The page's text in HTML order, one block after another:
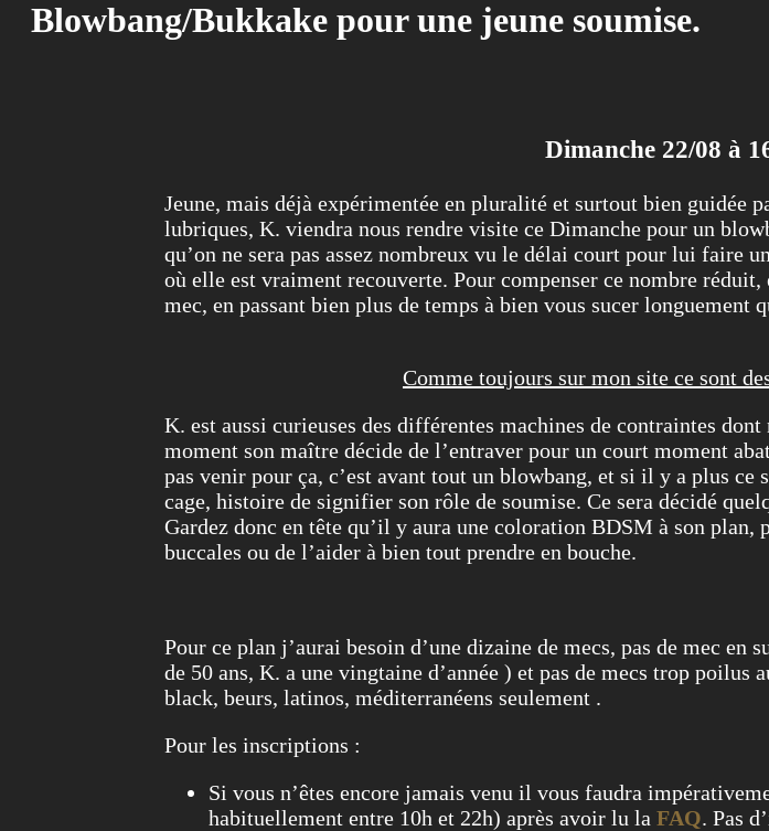
Blowbang/Bukkake pour une jeune soumise.
Dimanche 22/08 à
Jeune, mais déjà expérimentée en pluralité et surtout bien guidée
lubriques, K. viendra nous rendre visite ce Dimanche pour un
qu’on ne sera pas assez nombreux vu le délai court pour lui faire
où elle est vraiment recouverte. Pour compenser ce nombre
mec, en passant bien plus de temps à bien vous sucer longuement
Comme toujours sur mon site ce sont
K. est aussi curieuses des différentes machines de contraintes
moment son maître décide de l’entraver pour un court moment
pas venir pour ça, c’est avant tout un blowbang, et si il y a plus ce
cage, histoire de signifier son rôle de soumise. Ce sera décidé
Gardez donc en tête qu’il y aura une coloration BDSM à son plan,
buccales ou de l’aider à bien tout prendre en bouche.
Pour ce plan j’aurai besoin d’une dizaine de mecs, pas de mec
de 50 ans, K. a une vingtaine d’année ) et pas de mecs trop
black, beurs, latinos, méditerranéens seulement .
Pour les inscriptions :
Si vous n’êtes encore jamais venu il vous faudra
habituellement entre 10h et 22h) après avoir lu la FAQ. Pas